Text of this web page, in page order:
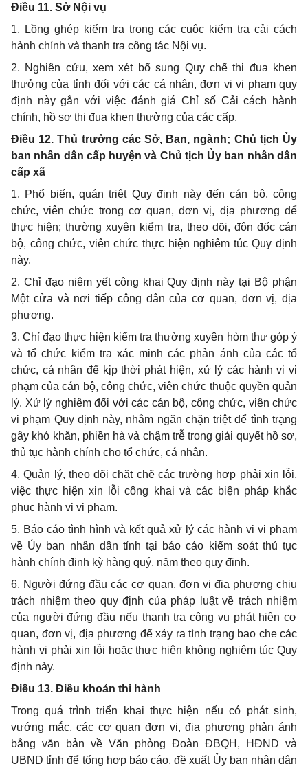
Điều 11. Sở Nội vụ
1. Lồng ghép kiểm tra trong các cuộc kiểm tra cải cách
hành chính và thanh tra công tác Nội vụ.
2. Nghiên cứu, xem xét bổ sung Quy chế thi đua khen
thưởng của tỉnh đối với các cá nhân, đơn vị vi phạm quy
định này gắn với việc đánh giá Chỉ số Cải cách hành
chính, hồ sơ thi đua khen thưởng của các cấp.
Điều 12. Thủ trưởng các Sở, Ban, ngành; Chủ tịch Ủy
ban nhân dân cấp huyện và Chủ tịch Ủy ban nhân dân
cấp xã
1. Phổ biến, quán triệt Quy định này đến cán bộ, công
chức, viên chức trong cơ quan, đơn vị, địa phương để
thực hiện; thường xuyên kiểm tra, theo dõi, đôn đốc cán
bộ, công chức, viên chức thực hiện nghiêm túc Quy định
này.
2. Chỉ đạo niêm yết công khai Quy định này tại Bộ phận
Một cửa và nơi tiếp công dân của cơ quan, đơn vị, địa
phương.
3. Chỉ đạo thực hiện kiểm tra thường xuyên hòm thư góp ý
và tổ chức kiểm tra xác minh các phản ánh của các tổ
chức, cá nhân để kịp thời phát hiện, xử lý các hành vi vi
phạm của cán bộ, công chức, viên chức thuộc quyền quản
lý. Xử lý nghiêm đối với các cán bộ, công chức, viên chức
vi phạm Quy định này, nhằm ngăn chặn triệt để tình trạng
gây khó khăn, phiền hà và chậm trễ trong giải quyết hồ sơ,
thủ tục hành chính cho tổ chức, cá nhân.
4. Quản lý, theo dõi chặt chẽ các trường hợp phải xin lỗi,
việc thực hiện xin lỗi công khai và các biện pháp khắc
phục hành vi vi phạm.
5. Báo cáo tình hình và kết quả xử lý các hành vi vi phạm
về Ủy ban nhân dân tỉnh tại báo cáo kiểm soát thủ tục
hành chính định kỳ hàng quý, năm theo quy định.
6. Người đứng đầu các cơ quan, đơn vị địa phương chịu
trách nhiệm theo quy định của pháp luật về trách nhiệm
của người đứng đầu nếu thanh tra công vụ phát hiện cơ
quan, đơn vị, địa phương để xảy ra tình trạng bao che các
hành vi phải xin lỗi hoặc thực hiện không nghiêm túc Quy
định này.
Điều 13. Điều khoản thi hành
Trong quá trình triển khai thực hiện nếu có phát sinh,
vướng mắc, các cơ quan đơn vị, địa phương phản ánh
bằng văn bản về Văn phòng Đoàn ĐBQH, HĐND và
UBND tỉnh để tổng hợp báo cáo, đề xuất Ủy ban nhân dân